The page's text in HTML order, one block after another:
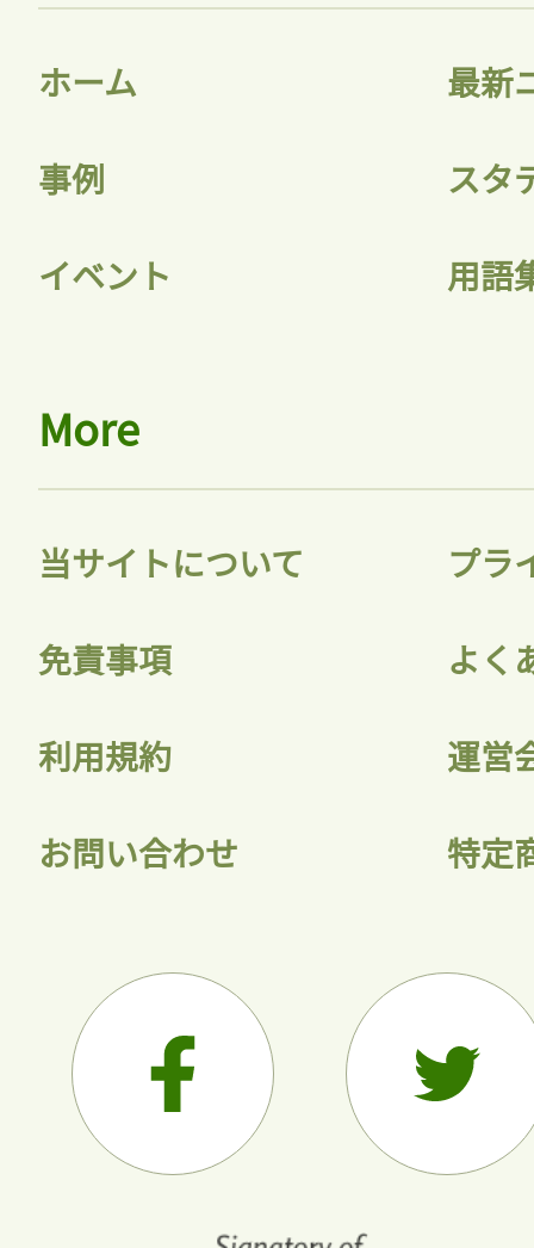
ホーム 最新
事例 スタ
イベント 用語
More
当サイトについて プラ
免責事項 よく
利用規約 運営
お問い合わせ 特定